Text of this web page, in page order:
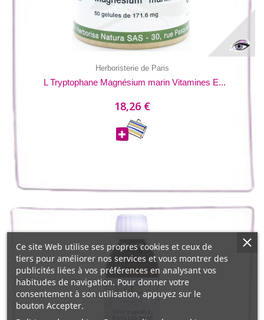
Herboristerie de Paris
L Tryptophane Magnésium marin Vitamines E...
18,26 €
Ce site Web utilise ses propres cookies et ceux de
tiers pour améliorer nos services et vous montrer des
publicités liées à vos préférences en analysant vos
habitudes de navigation. Pour donner votre
consentement à son utilisation, appuyez sur le
bouton Accepter.